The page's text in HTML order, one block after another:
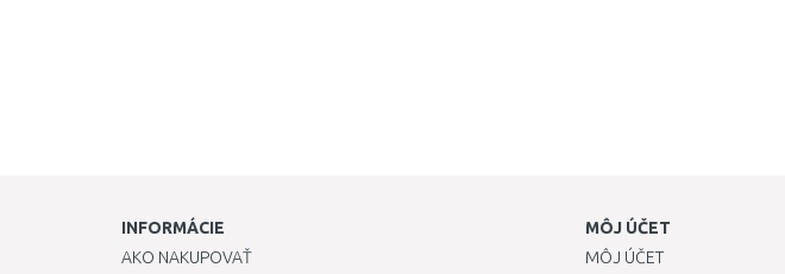
INFORMÁCIE
AKO NAKUPOVAŤ
MÔJ ÚČET
MÔJ ÚČET